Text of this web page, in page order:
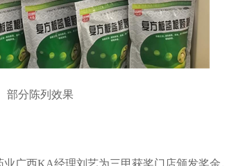
分陈列效果
西KA经理刘艺为三甲获奖门店颁发奖金。